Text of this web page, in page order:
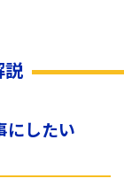
説
にしたい